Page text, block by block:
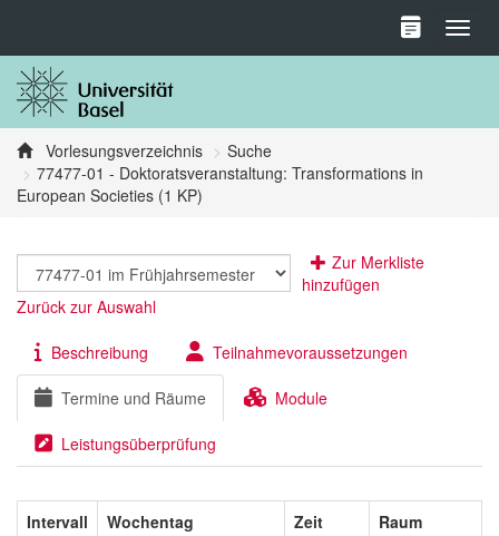
Vorlesungsverzeichnis
Suche
77477-01 - Doktoratsveranstaltung: Transformations in
European Societies (1 KP)
Zur Merkliste
hinzufügen
Zurück zur Auswahl
Beschreibung Teilnahmevoraussetzungen
Termine und Räume Module
Leistungsüberprüfung
Intervall Wochentag Zeit
Raum